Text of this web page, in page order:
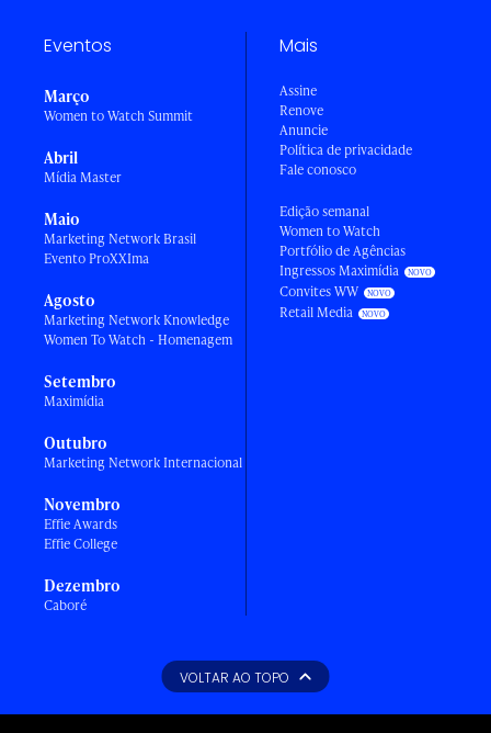
Eventos
Março
Women to Watch Summit
Abril
Mídia Master
Maio
Marketing Network Brasil
Evento ProXXIma
Agosto
Marketing Network Knowledge
Women To Watch - Homenagem
Setembro
Maximídia
Outubro
Marketing Network Internacional
Novembro
Effie Awards
Effie College
Dezembro
Caboré
Mais
Assine
Renove
Anuncie
Política de privacidade
Fale conosco
Edição semanal
Women to Watch
Portfólio de Agências
Ingressos Maximídia
Convites WW
Retail Media
VOLTAR AO TOPO